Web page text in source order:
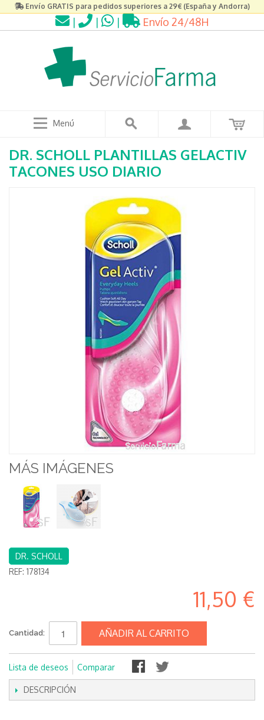
Envío GRATIS para pedidos superiores a 29€ (España y Andorra)
| | | Envío 24/48H
Menú
DR. SCHOLL PLANTILLAS GELACTIV
TACONES USO DIARIO
MÁS IMÁGENES
DR. SCHOLL
REF: 178134
11,50 €
Cantidad: AÑADIR AL CARRITO
Lista de deseos Comparar
DESCRIPCIÓN